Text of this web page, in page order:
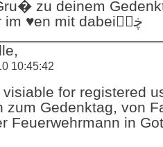
Schl�fer mit vier im ♥en mit dabeiڿڰۣ
10:45:42
for registered
Gedenktag, von
Feuerwehrmann in